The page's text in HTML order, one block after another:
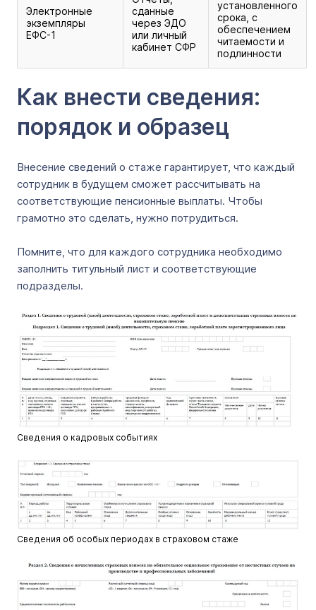
Электронные
экземпляры
ЕФС-1
сданные
через ЭДО
или личный
кабинет СФР
установленного
срока, с
обеспечением
читаемости и
подлинности
Как внести сведения:
порядок и образец
Внесение сведений о стаже гарантирует, что каждый
сотрудник в будущем сможет рассчитывать на
соответствующие пенсионные выплаты. Чтобы
грамотно это сделать, нужно потрудиться.
Помните, что для каждого сотрудника необходимо
заполнить титульный лист и соответствующие
подразделы.
Сведения о кадровых событиях
Сведения об особых периодах в страховом стаже